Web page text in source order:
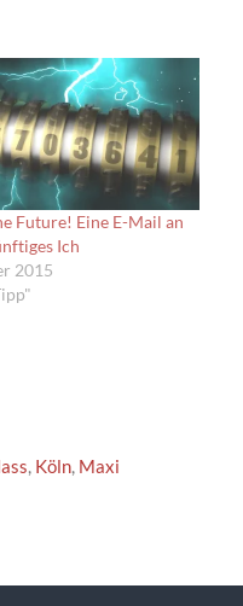
Future! Eine E-Mail an
Ich
2015
, Köln, Maxi